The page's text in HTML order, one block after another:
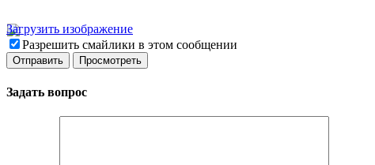
Загрузить изображение
Разрешить смайлики в этом сообщении
Задать вопрос